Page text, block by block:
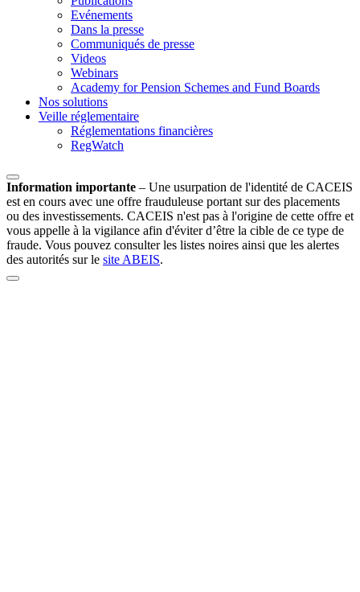
Evénements
Dans la presse
Communiqués de presse
Videos
Webinars
Academy for Pension Schemes and Fund Boards
Nos solutions
Veille réglementaire
Réglementations financières
RegWatch
Information importante – Une usurpation de l'identité de CACEIS
est en cours avec une offre frauduleuse portant sur des placements
ou des investissements. CACEIS n'est pas à l'origine de cette offre et
vous appelle à la vigilance afin d'éviter d’être la cible de ce type de
fraude. Vous pouvez consulter les listes noires ainsi que les alertes
des autorités sur le site ABEIS.